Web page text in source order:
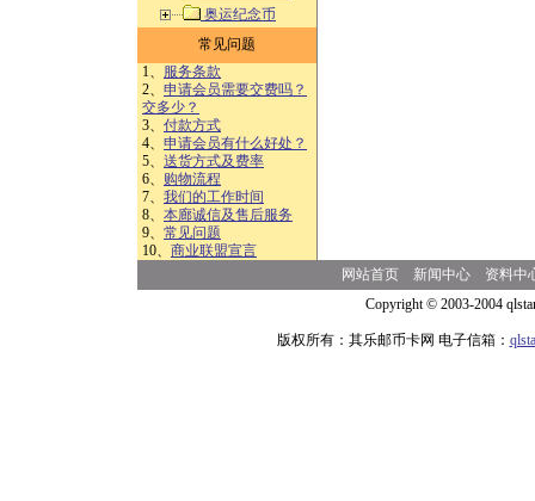
奥运纪念币
常见问题
1、 服务条款
2、 申请会员需要交费吗？
交多少？
3、 付款方式
4、 申请会员有什么好处？
5、 送货方式及费率
6、 购物流程
7、 我们的工作时间
8、 本廊诚信及售后服务
9、 常见问题
10、 商业联盟宣言
网站首页 新闻中心
资料中
Copyright © 2003-2004
版权所有：其乐邮币卡网 电子信箱：